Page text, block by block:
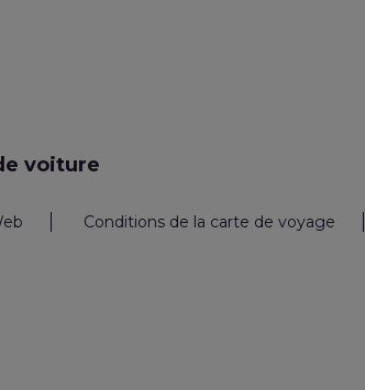
voiture
Conditions de la carte de voyage